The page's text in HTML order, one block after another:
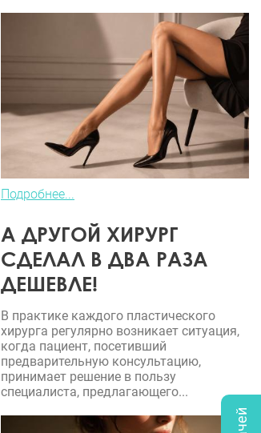
Подробнее...
А ДРУГОЙ ХИРУРГ
СДЕЛАЛ В ДВА РАЗА
ДЕШЕВЛЕ!
В практике каждого пластического
хирурга регулярно возникает ситуация,
когда пациент, посетивший
предварительную консультацию,
принимает решение в пользу
специалиста, предлагающего...